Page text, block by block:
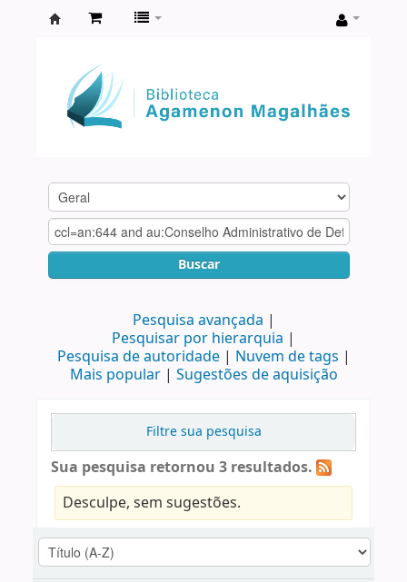
Agamenon
Magalhães
Buscar
Pesquisa avançada
Pesquisar por hierarquia
Pesquisa de autoridade
Nuvem de tags
Mais popular
Sugestões de aquisição
Filtre sua pesquisa
Sua pesquisa retornou 3 resultados.
Desculpe, sem sugestões.